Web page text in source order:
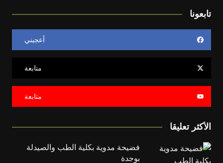
تابعونا
أعجبني
متابعة
متابعة
الأكثر تعليقا
فضيحة مدوية بكلية الطب والصيدلة
بوجدة